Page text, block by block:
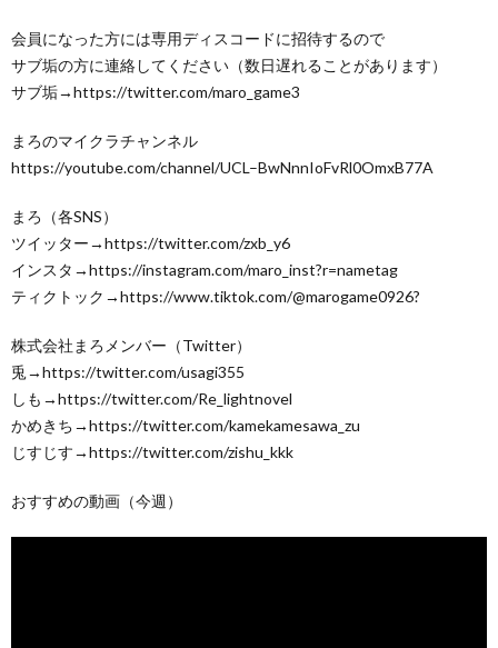
会員になった方には専用ディスコードに招待するので
サブ垢の方に連絡してください（数日遅れることがあります）
サブ垢→https://twitter.com/maro_game3
まろのマイクラチャンネル
https://youtube.com/channel/UCL–BwNnnIoFvRl0OmxB77A
まろ（各SNS）
ツイッター→https://twitter.com/zxb_y6
インスタ→https://instagram.com/maro_inst?r=nametag
ティクトック→https://www.tiktok.com/@marogame0926?
株式会社まろメンバー（Twitter）
兎→https://twitter.com/usagi355
しも→https://twitter.com/Re_lightnovel
かめきち→https://twitter.com/kamekamesawa_zu
じすじす→https://twitter.com/zishu_kkk
おすすめの動画（今週）